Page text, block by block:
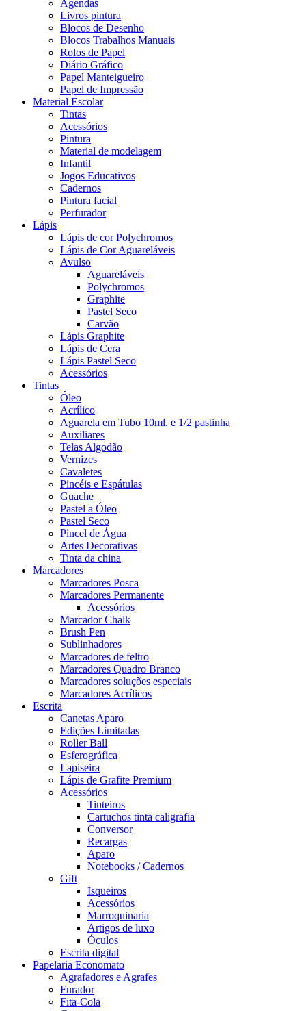
Agendas
Livros pintura
Blocos de Desenho
Blocos Trabalhos Manuais
Rolos de Papel
Diário Gráfico
Papel Manteigueiro
Papel de Impressão
Material Escolar
Tintas
Acessórios
Pintura
Material de modelagem
Infantil
Jogos Educativos
Cadernos
Pintura facial
Perfurador
Lápis
Lápis de cor Polychromos
Lápis de Cor Aguareláveis
Avulso
Aguareláveis
Polychromos
Graphite
Pastel Seco
Carvão
Lápis Graphite
Lápis de Cera
Lápis Pastel Seco
Acessórios
Tintas
Óleo
Acrílico
Aguarela em Tubo 10ml. e 1/2 pastinha
Auxiliares
Telas Algodão
Vernizes
Cavaletes
Pincéis e Espátulas
Guache
Pastel a Óleo
Pastel Seco
Pincel de Água
Artes Decorativas
Tinta da china
Marcadores
Marcadores Posca
Marcadores Permanente
Acessórios
Marcador Chalk
Brush Pen
Sublinhadores
Marcadores de feltro
Marcadores Quadro Branco
Marcadores soluções especiais
Marcadores Acrílicos
Escrita
Canetas Aparo
Edições Limitadas
Roller Ball
Esferográfica
Lapiseira
Lápis de Grafite Premium
Acessórios
Tinteiros
Cartuchos tinta caligrafia
Conversor
Recargas
Aparo
Notebooks / Cadernos
Gift
Isqueiros
Acessórios
Marroquinaria
Artigos de luxo
Óculos
Escrita digital
Papelaria Economato
Agrafadores e Agrafes
Furador
Fita-Cola